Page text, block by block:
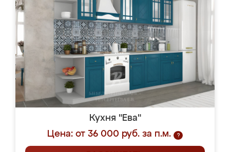
Кухня "Ева"
Цена: от 36 000 руб. за п.м.
?